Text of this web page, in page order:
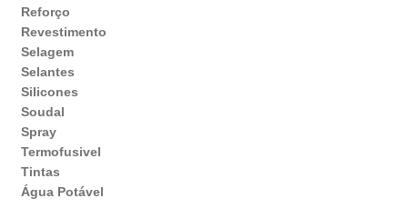
Reforço
Revestimento
Selagem
Selantes
Silicones
Soudal
Spray
Termofusivel
Tintas
Água Potável